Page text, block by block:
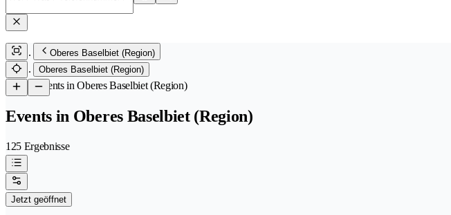
Oberes Baselbiet (Region)
Oberes Baselbiet (Region)
/Events in Oberes Baselbiet (Region)
Events in Oberes Baselbiet (Region)
125 Ergebnisse
Jetzt geöffnet